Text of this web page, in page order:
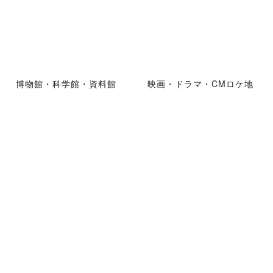
博物館・科学館・資料館 映画・ドラマ・CMロケ地